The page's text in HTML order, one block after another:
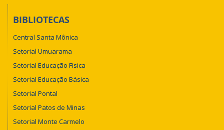
BIBLIOTECAS
Central Santa Mônica
Setorial Umuarama
Setorial Educação Física
Setorial Educação Básica
Setorial Pontal
Setorial Patos de Minas
Setorial Monte Carmelo